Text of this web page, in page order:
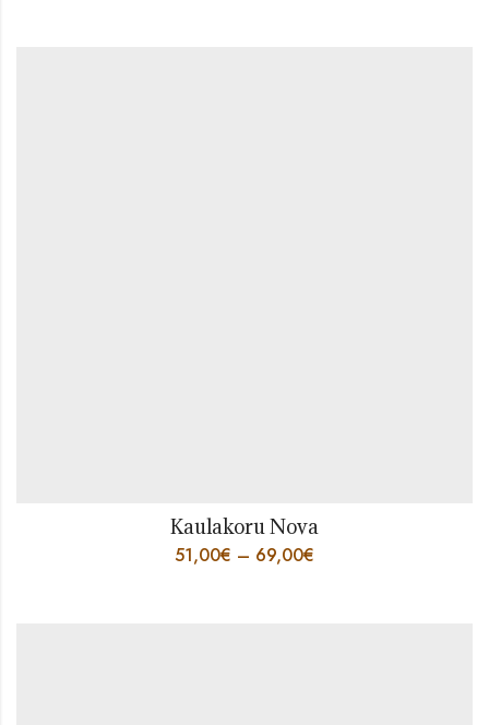
Kaulakoru Nova
51,00€ – 69,00€